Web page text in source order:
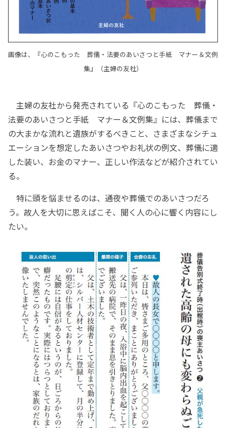
画像は、『心のこもった 葬儀・法要のあいさつと手紙 マナー＆文例
集』（主婦の友社）
主婦の友社から発売されている『心のこもった 葬儀・
法要のあいさつと手紙 マナー＆文例集』には、葬儀まで
の大まかな流れと遺族がするべきこと、さまざまなシチュ
エーションを想定したあいさつやお礼状の例文、葬儀に適
した装い、お金のマナー、正しい作法などが紹介されてい
る。
特に頭を悩ませるのは、通夜や葬儀でのあいさつだろ
う。故人を大切に思えばこそ、聞く人の心に響く内容にし
たい。